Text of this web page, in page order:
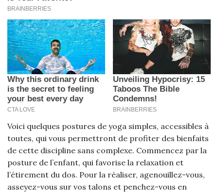
Voici quelques postures de yoga simples, accessibles à
toutes, qui vous permettront de profiter des bienfaits
de cette discipline sans complexe. Commencez par la
posture de l’enfant, qui favorise la relaxation et
l’étirement du dos. Pour la réaliser, agenouillez-vous,
asseyez-vous sur vos talons et penchez-vous en